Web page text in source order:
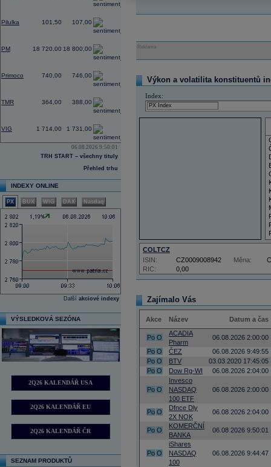
Pilulka 101,50 107,00
0,00
PM 18 720,00 18 800,00
0,32
Primoco 740,00 746,00
TMR 364,00 388,00
VIG 1 714,00 1 731,00
06.08.2026 9:50:01
TRH START – všechny tituly
Přehled trhu
INDEXY ONLINE
PX BUX WIG DAX Nasdaq
Další akciové indexy
VÝSLEDKOVÁ SEZÓNA
2Q26 KALENDÁŘ USA
2Q26 KALENDÁŘ EU
2Q26 KALENDÁŘ ČR
SEZNAM PRODUKTŮ
Reklama
Výkon a volatilita konstituentů
Index:
COLTCZ
RIC: 0,00
ISIN: CZ0009008942 Měna:
Zajímalo Vás
Akce Název Datum a čas
Po O
ACADIA
Pharm
06.08.2026 2:00:00
Po O ČEZ
06.08.2026 9:49:55
Po O BTV
03.03.2020 17:45:05
Po O Dow Rg-WI 06.08.2026 2:04:00
Po O
Invesco
NASDAQ
100 ETF
06.08.2026 2:00:00
Po O
Dfnce Dly
2X NOK
06.08.2026 2:04:00
Po O
KOMERČNÍ
BANKA
06.08.2026 9:50:01
Po O
iShares
NASDAQ
100
06.08.2026 9:44:47